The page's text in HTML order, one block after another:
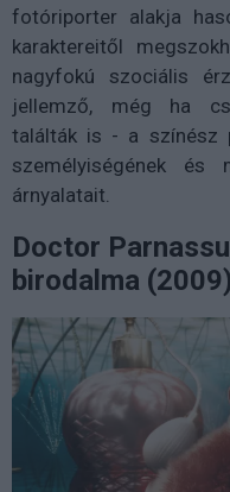
fotóriporter alakja
karaktereitől
nagyfokú szociális
jellemző, még ha
találták is - a színész
személyiségének és
árnyalatait.
Doctor
birodalma (2009)